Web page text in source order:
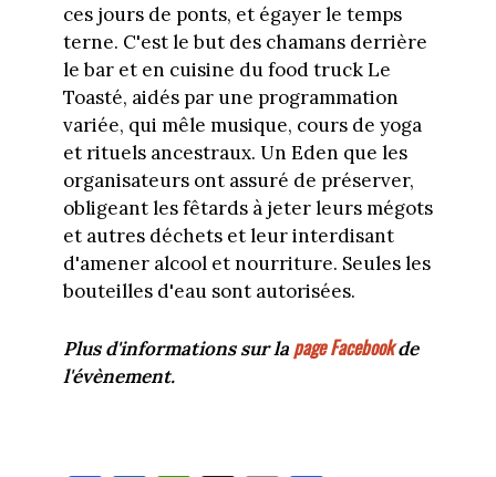
ces jours de ponts, et égayer le temps
terne. C'est le but des chamans derrière
le bar et en cuisine du food truck Le
Toasté, aidés par une programmation
variée, qui mêle musique, cours de yoga
et rituels ancestraux. Un Eden que les
organisateurs ont assuré de préserver,
obligeant les fêtards à jeter leurs mégots
et autres déchets et leur interdisant
d'amener alcool et nourriture. Seules les
bouteilles d'eau sont autorisées.
Plus d'informations sur la page Facebookde
l'évènement.